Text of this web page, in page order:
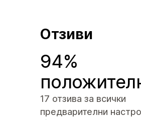
Отзиви
94%
17 отзива за всички
предварителни